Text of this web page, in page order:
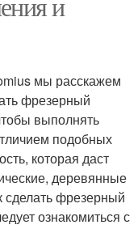
мы расскажем
фрезерный
выполнять
подобных
которая даст
деревянные
сделать фрезерный
ознакомиться с